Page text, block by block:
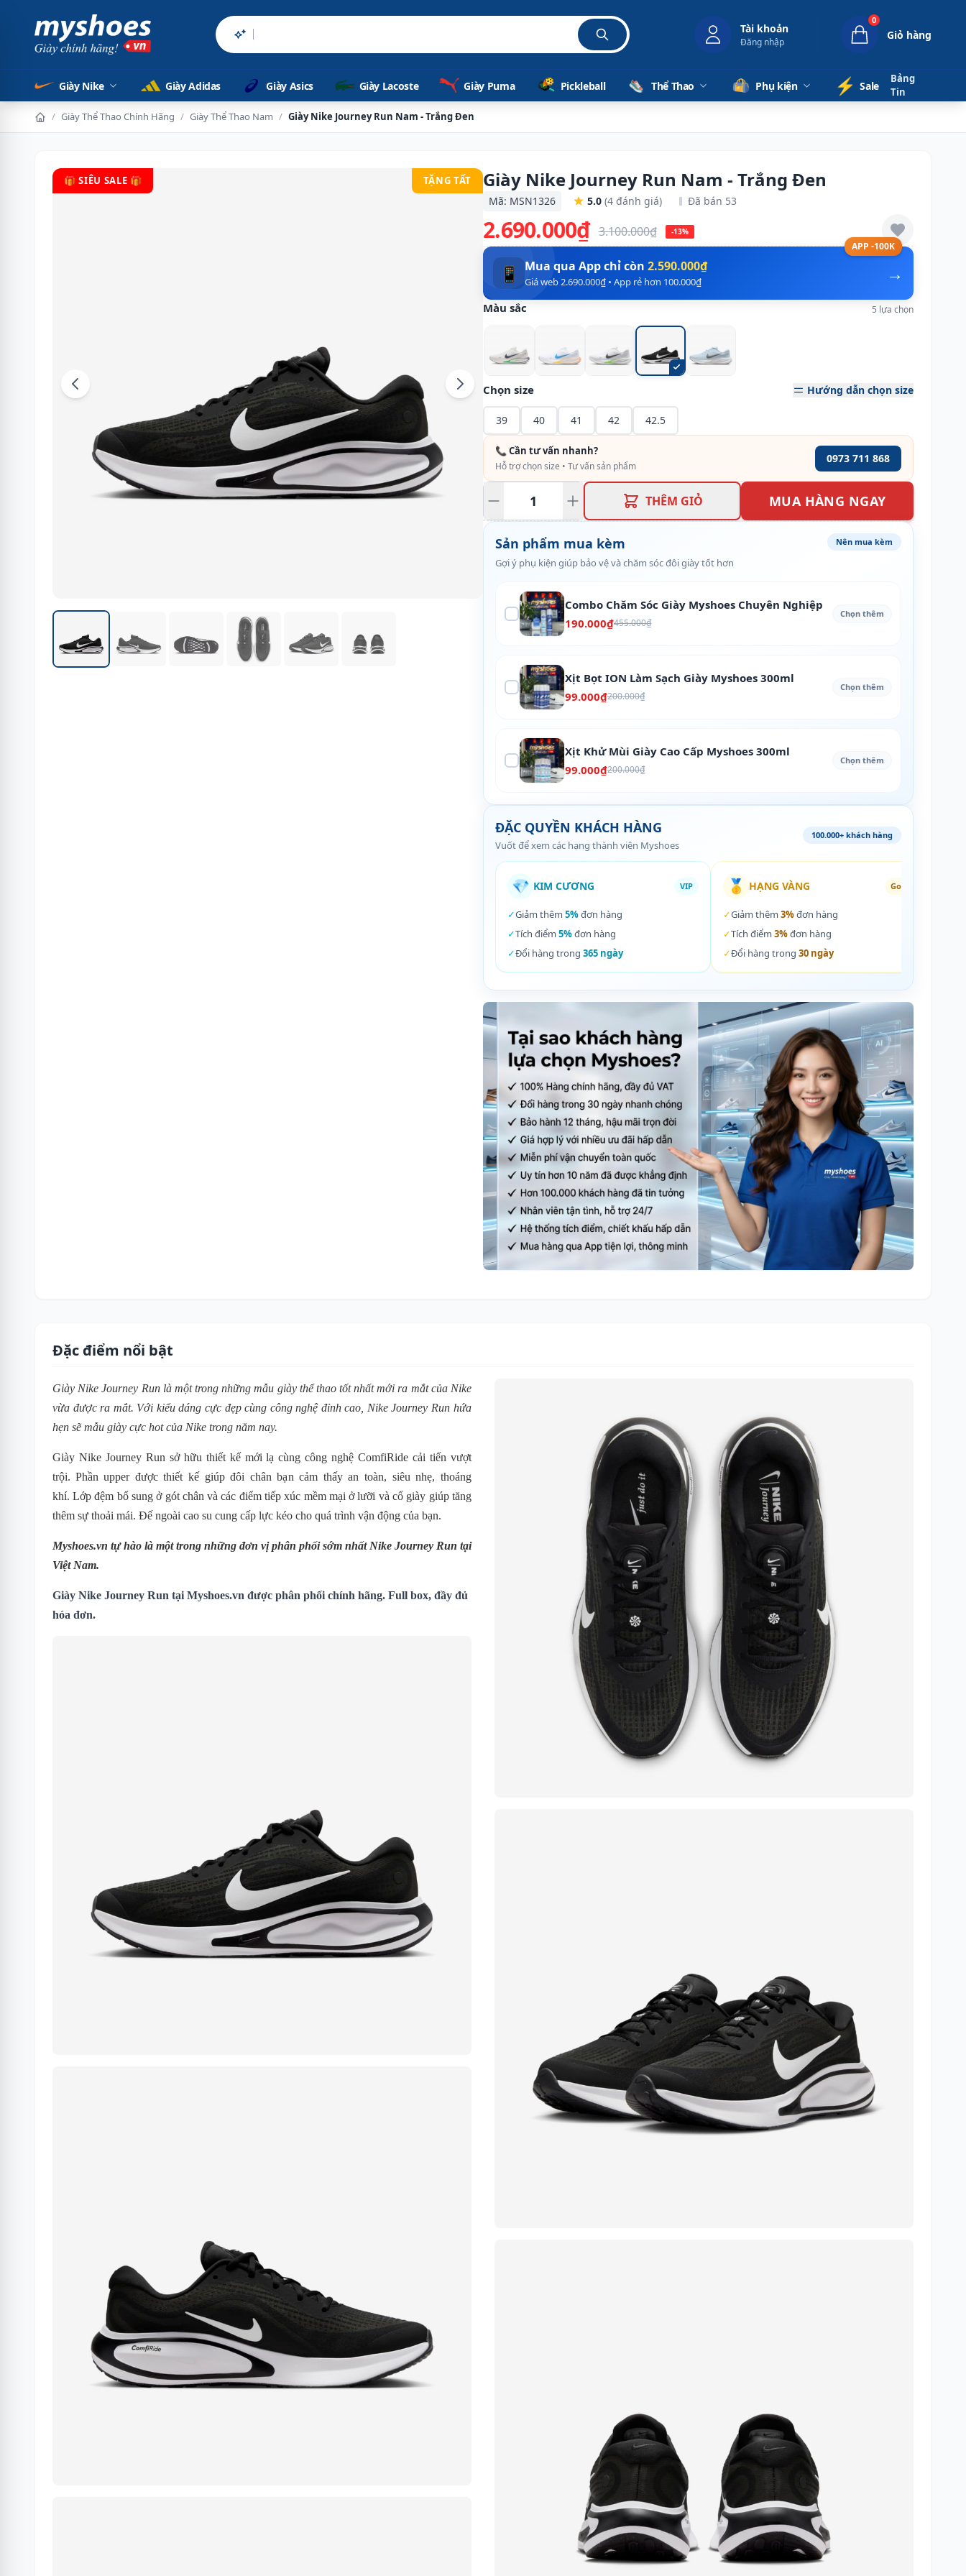
Sản phẩm chính h Tài khoản
Đăng nhập
0
Giỏ hàng
Giày Nike Giày Adidas Giày Asics Giày Lacoste Giày Puma Pickleball Thể Thao Phụ kiện ⚡️ Sale
Bảng
Tin
/ Giày Thể Thao Chính Hãng / Giày Thể Thao Nam / Giày Nike Journey Run Nam - Trắng Đen
🎁 SIÊU SALE 🎁 TẶNG TẤT Giày Nike Journey Run Nam - Trắng Đen
Mã: MSN1326 5.0 (4 đánh giá) Đã bán 53
2.690.000₫ 3.100.000₫ -13%
APP -100K
→
📱 Mua qua App chỉ còn 2.590.000₫
Giá web 2.690.000₫ • App rẻ hơn 100.000₫
Màu sắc 5 lựa chọn
Chọn size Hướng dẫn chọn size
39 40 41 42 42.5
📞 Cần tư vấn nhanh?
Hỗ trợ chọn size • Tư vấn sản phẩm
0973 711 868
THÊM GIỎ MUA HÀNG NGAY
Sản phẩm mua kèm
Gợi ý phụ kiện giúp bảo vệ và chăm sóc đôi giày tốt hơn
Nên mua kèm
Combo Chăm Sóc Giày Myshoes Chuyên Nghiệp
190.000₫455.000₫
Chọn thêm
Xịt Bọt ION Làm Sạch Giày Myshoes 300ml
99.000₫200.000₫
Chọn thêm
Xịt Khử Mùi Giày Cao Cấp Myshoes 300ml
99.000₫200.000₫
Chọn thêm
ĐẶC QUYỀN KHÁCH HÀNG
Vuốt để xem các hạng thành viên Myshoes
100.000+ khách hàng
💎 KIM CƯƠNG VIP
✓Giảm thêm 5%đơn hàng
✓Tích điểm 5%đơn hàng
✓Đổi hàng trong 365 ngày
🥇 HẠNG VÀNG Gold
✓Giảm thêm 3%đơn hàng
✓Tích điểm 3%đơn hàng
✓Đổi hàng trong 30 ngày
Đặc điểm nổi bật
Giày Nike Journey Run là một trong những mẫu giày thể thao tốt nhất mới ra mắt của Nike
vừa được ra mắt. Với kiểu dáng cực đẹp cùng công nghệ đỉnh cao, Nike Journey Run hứa
hẹn sẽ mẫu giày cực hot của Nike trong năm nay.
Giày Nike Journey Run sở hữu thiết kế mới lạ cùng công nghệ ComfiRide cải tiến vượt
trội. Phần upper được thiết kế giúp đôi chân bạn cảm thấy an toàn, siêu nhẹ, thoáng
khí. Lớp đệm bổ sung ở gót chân và các điểm tiếp xúc mềm mại ở lưỡi và cổ giày giúp tăng
thêm sự thoải mái. Đế ngoài cao su cung cấp lực kéo cho quá trình vận động của bạn.
Myshoes.vn tự hào là một trong những đơn vị phân phối sớm nhất Nike Journey Run tại
Việt Nam.
Giày Nike Journey Run tại Myshoes.vn được phân phối chính hãng. Full box, đầy đủ
hóa đơn.